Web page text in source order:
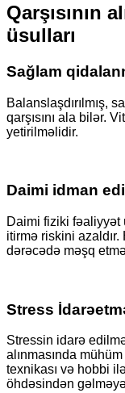
Qarşısının
üsulları
Sağlam
Balanslaşdırılmış,
qarşısını ala bilər.
yetirilməlidir.
Daimi idman
Daimi fiziki fəaliyyət
itirmə riskini
dərəcədə məşq
Stress
Stressin idarə
alınmasında
texnikası və hobbi
öhdəsindən